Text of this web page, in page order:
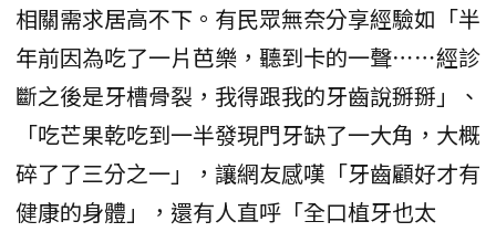
相關需求居高不下。有民眾無奈分享經驗如「半
年前因為吃了一片芭樂，聽到卡的一聲⋯⋯經診
斷之後是牙槽骨裂，我得跟我的牙齒說掰掰」、
「吃芒果乾吃到一半發現門牙缺了一大角，大概
碎了了三分之一」，讓網友感嘆「牙齒顧好才有
健康的身體」，還有人直呼「全口植牙也太